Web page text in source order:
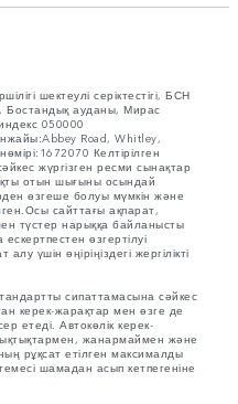
шектеулі серіктестігі, БСН
Бостандық ауданы, Мирас
050000
Road, Whitley,
Келтірілген
жүргізген ресми сынақтар
отын шығыны осындай
өзгеше болуы мүмкін және
сайттағы ақпарат,
түстер нарыққа байланысты
өзгертілуі
үшін өңіріңіздегі жергілікті
сипаттамасына сәйкес
керек-жарақтар мен өзге де
етеді. Автокөлік керек-
жанармаймен және
рұқсат етілген максималды
шамадан асып кетпегеніне